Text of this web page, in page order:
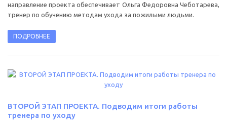
направление проекта обеспечивает Ольга Федоровна Чеботарева,
тренер по обучению методам ухода за пожилыми людьми.
ПОДРОБНЕЕ
ВТОРОЙ ЭТАП ПРОЕКТА. Подводим итоги работы
тренера по уходу